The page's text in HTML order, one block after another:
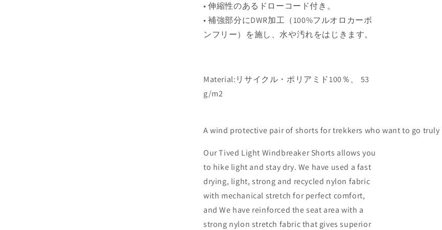
• 伸縮性のあるドローコード付き。
• 補強部分にDWR加工（100%フルオロカーボ
ンフリー）を施し、水や汚れをはじきます。
Material:リサイクル・ポリアミド100％、 53
g/m2
A wind protective pair of shorts for trekkers who want to go
Our Tived Light Windbreaker Shorts allows you
to hike light and stay dry. We have used a fast
drying, light, strong and recycled nylon fabric
with mechanical stretch for perfect comfort,
and We have reinforced the seat area with a
strong nylon stretch fabric that gives superior